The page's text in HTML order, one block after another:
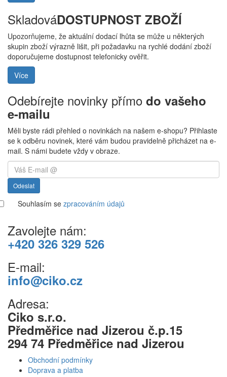
SkladováDOSTUPNOST ZBOŽÍ
Upozorňujeme, že aktuální dodací lhůta se může u některých
skupin zboží výrazně lišit, při požadavku na rychlé dodání zboží
doporučujeme dostupnost telefonicky ověřit.
Více
Odebírejte novinky přímo do vašeho
e-mailu
Měli byste rádi přehled o novinkách na našem e-shopu? Přihlaste
se k odběru novinek, které vám budou pravidelně přicházet na e-
mail. S námi budete vždy v obraze.
Odeslat
Souhlasím se zpracováním údajů
Zavolejte nám:
+420 326 329 526
E-mail:
info@ciko.cz
Adresa:
Ciko s.r.o.
Předměřice nad Jizerou č.p.15
294 74 Předměřice nad Jizerou
Obchodní podmínky
Doprava a platba